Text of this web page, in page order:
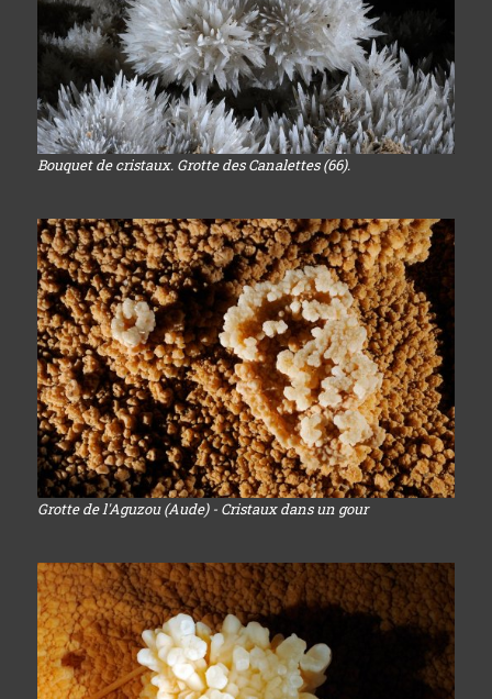
Bouquet de cristaux. Grotte des Canalettes (66).
Grotte de l'Aguzou (Aude) - Cristaux dans un gour